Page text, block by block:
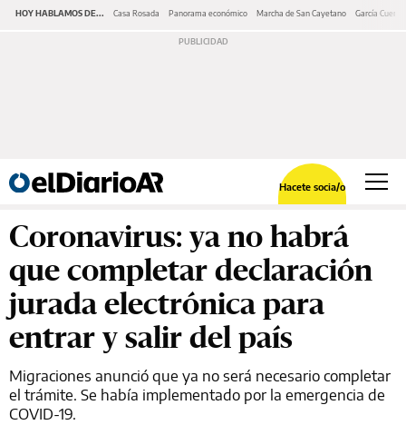
HOY HABLAMOS DE... Casa Rosada Panorama económico Marcha de San Cayetano García Cuerva
Hacete socia/o
Coronavirus: ya no habrá
que completar declaración
jurada electrónica para
entrar y salir del país
Migraciones anunció que ya no será necesario completar
el trámite. Se había implementado por la emergencia de
COVID-19.